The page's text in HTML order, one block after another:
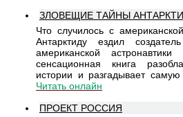
ЗЛОВЕЩИЕ ТАЙНЫ
Что случилось с
Антарктиду ездил
американской
сенсационная книга
истории и разгадывает
Читать онлайн
ПРОЕКТ РОССИЯ